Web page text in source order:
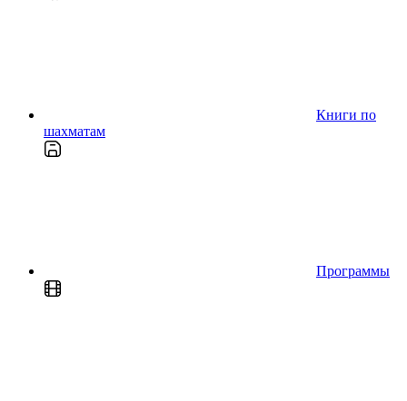
Книги по
шахматам
Программы